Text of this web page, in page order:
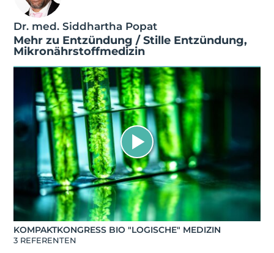
Dr. med. Siddhartha Popat
Mehr zu Entzündung / Stille Entzündung,
Mikronährstoffmedizin
KOMPAKTKONGRESS BIO "LOGISCHE" MEDIZIN
3 REFERENTEN